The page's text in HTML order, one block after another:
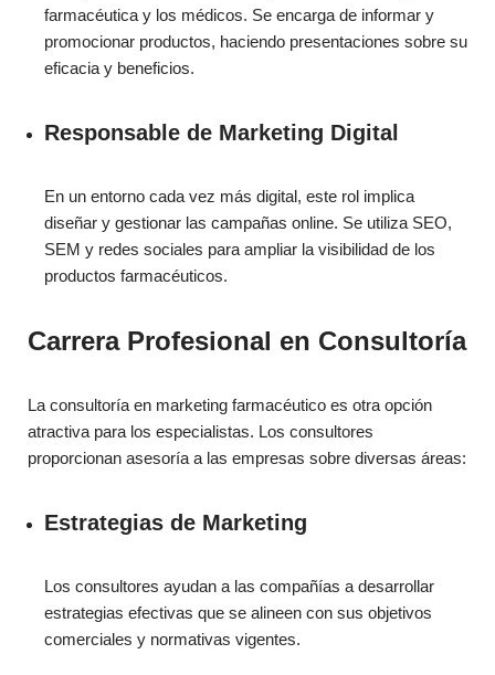
farmacéutica y los médicos. Se encarga de informar y
promocionar productos, haciendo presentaciones sobre su
eficacia y beneficios.
Responsable de Marketing Digital
En un entorno cada vez más digital, este rol implica
diseñar y gestionar las campañas online. Se utiliza SEO,
SEM y redes sociales para ampliar la visibilidad de los
productos farmacéuticos.
Carrera Profesional en Consultoría
La consultoría en marketing farmacéutico es otra opción
atractiva para los especialistas. Los consultores
proporcionan asesoría a las empresas sobre diversas áreas:
Estrategias de Marketing
Los consultores ayudan a las compañías a desarrollar
estrategias efectivas que se alineen con sus objetivos
comerciales y normativas vigentes.